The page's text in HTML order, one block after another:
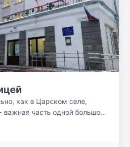
как в Царском селе,
часть одной большой